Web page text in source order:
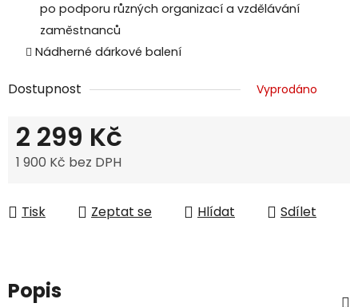
po podporu různých organizací a vzdělávání
zaměstnanců
Nádherné dárkové balení
Dostupnost Vyprodáno
2 299 Kč
1 900 Kč bez DPH
Tisk
Zeptat se Hlídat Sdílet
Popis